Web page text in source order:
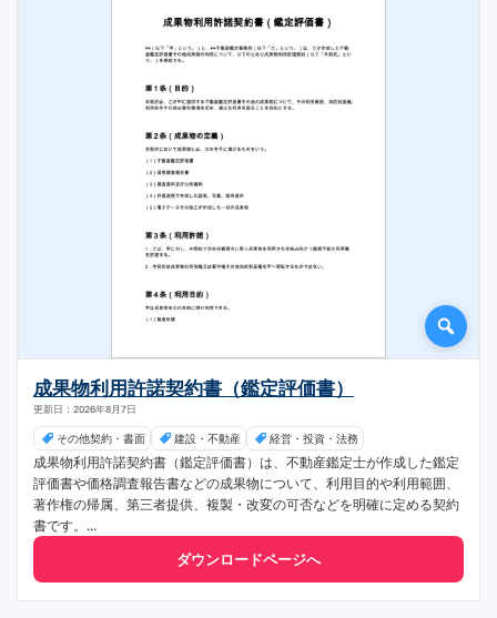
成果物利用許諾契約書（鑑定評価書）
更新日：2026年8月7日
その他契約・書面 建設・不動産 経営・投資・法務
成果物利用許諾契約書（鑑定評価書）は、不動産鑑定士が作成した鑑定
評価書や価格調査報告書などの成果物について、利用目的や利用範囲、
著作権の帰属、第三者提供、複製・改変の可否などを明確に定める契約
書です。...
ダウンロードページへ